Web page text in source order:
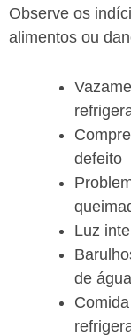
Observe os
alimentos ou
defeito
Luz
de água